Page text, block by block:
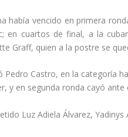
había vencido en primera
en cuartos de final, a la
Graff, quien a la postre se
Castro, en la categoría
y en segunda ronda cayó ante
Luz Adiela Álvarez, Yadinys